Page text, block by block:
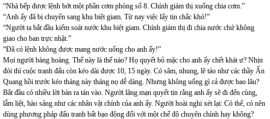
“Nhà bếp được lệnh bớt một phần cơm phòng số 8. Chính giám thị xuống chia cơm.”
“Anh ấy đã bị chuyển sang khu biệt giam. Từ nay việc lấy tin chắc khó!”
“Người ta bắt đầu kiểm soát nước khu biệt giam. Chính giám thị đi chia nước chứ không
giao cho ban trực nhật.”
“Đã có lệnh không được mang nước uống cho anh ấy!”
Mọi người bàng hoàng. Thế này là thế nào? Họ quyết bỏ mặc cho anh ấy chết khát ư? Nhịn
đói thì cuộc tranh đấu còn kéo dài được 10, 15 ngày. Có sâm, nhung, lê táo như các thầy Ấn
Quang hồi trước kéo tháng này tháng nọ dễ dàng. Nhưng không uống gì cả được bao lâu?
Bắt đầu có nhiều lời bàn ra tán vào. Người lãng mạn quyết tin rằng anh ấy sẽ đi đến cùng,
lẫm liệt, hào sảng như các nhân vật chính của anh ấy. Người hoài nghi xét lại: Có thể, có nên
dùng phương pháp đấu tranh bất bạo động đối với một chế độ chuyên chính hay không?